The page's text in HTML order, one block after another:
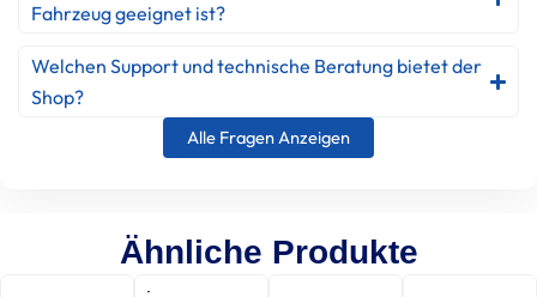
Fahrzeug geeignet ist?
Welchen Support und technische Beratung bietet der
Shop?
Alle Fragen Anzeigen
Ähnliche Produkte